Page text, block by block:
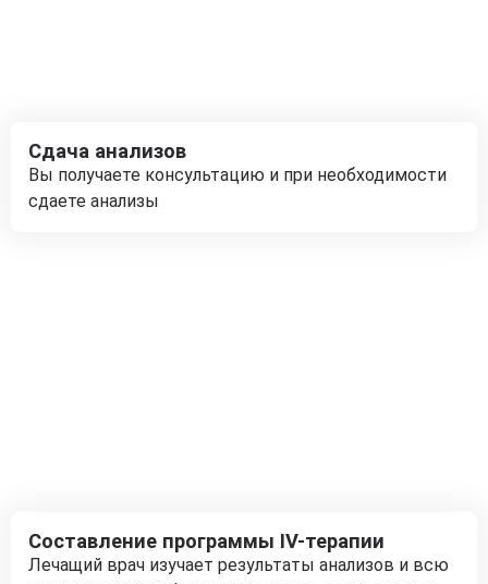
Сдача анализов
Вы получаете консультацию и при необходимости
сдаете анализы
Составление программы IV-терапии
Лечащий врач изучает результаты анализов и всю